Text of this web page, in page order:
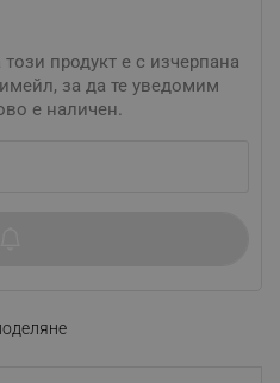
продукт е с изчерпана
за да те уведомим
е наличен.